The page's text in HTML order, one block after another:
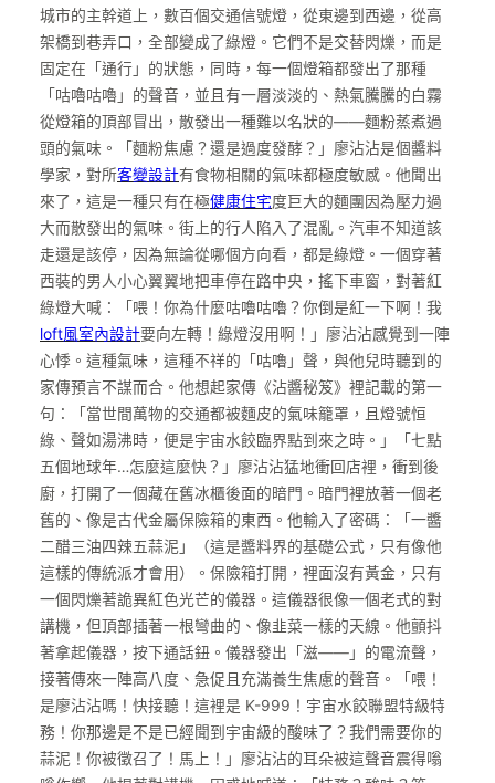
城市的主幹道上，數百個交通信號燈，從東邊到西邊，從高
架橋到巷弄口，全部變成了綠燈。它們不是交替閃爍，而是
固定在「通行」的狀態，同時，每一個燈箱都發出了那種
「咕嚕咕嚕」的聲音，並且有一層淡淡的、熱氣騰騰的白霧
從燈箱的頂部冒出，散發出一種難以名狀的——麵粉蒸煮過
頭的氣味。「麵粉焦慮？還是過度發酵？」廖沾沾是個醬料
學家，對所客變設計有食物相關的氣味都極度敏感。他聞出
來了，這是一種只有在極健康住宅度巨大的麵團因為壓力過
大而散發出的氣味。街上的行人陷入了混亂。汽車不知道該
走還是該停，因為無論從哪個方向看，都是綠燈。一個穿著
西裝的男人小心翼翼地把車停在路中央，搖下車窗，對著紅
綠燈大喊：「喂！你為什麼咕嚕咕嚕？你倒是紅一下啊！我
loft風室內設計要向左轉！綠燈沒用啊！」廖沾沾感覺到一陣
心悸。這種氣味，這種不祥的「咕嚕」聲，與他兒時聽到的
家傳預言不謀而合。他想起家傳《沾醬秘笈》裡記載的第一
句：「當世間萬物的交通都被麵皮的氣味籠罩，且燈號恒
綠、聲如湯沸時，便是宇宙水餃臨界點到來之時。」「七點
五個地球年…怎麼這麼快？」廖沾沾猛地衝回店裡，衝到後
廚，打開了一個藏在舊冰櫃後面的暗門。暗門裡放著一個老
舊的、像是古代金屬保險箱的東西。他輸入了密碼：「一醬
二醋三油四辣五蒜泥」（這是醬料界的基礎公式，只有像他
這樣的傳統派才會用）。保險箱打開，裡面沒有黃金，只有
一個閃爍著詭異紅色光芒的儀器。這儀器很像一個老式的對
講機，但頂部插著一根彎曲的、像韭菜一樣的天線。他顫抖
著拿起儀器，按下通話鈕。儀器發出「滋——」的電流聲，
接著傳來一陣高八度、急促且充滿養生焦慮的聲音。「喂！
是廖沾沾嗎！快接聽！這裡是 K-999！宇宙水餃聯盟特級特
務！你那邊是不是已經聞到宇宙級的酸味了？我們需要你的
蒜泥！你被徵召了！馬上！」廖沾沾的耳朵被這聲音震得嗡